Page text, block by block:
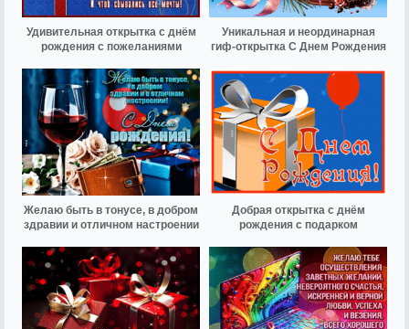
Удивительная открытка с днём
рождения с пожеланиями
Уникальная и неординарная
гиф-открытка С Днем Рождения
Желаю быть в тонусе, в добром
здравии и отличном настроении
Добрая открытка с днём
рождения с подарком